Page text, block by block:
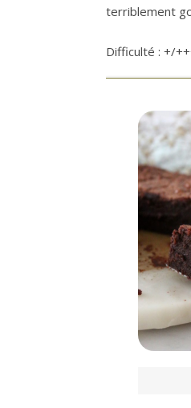
terriblement
Difficulté : +/